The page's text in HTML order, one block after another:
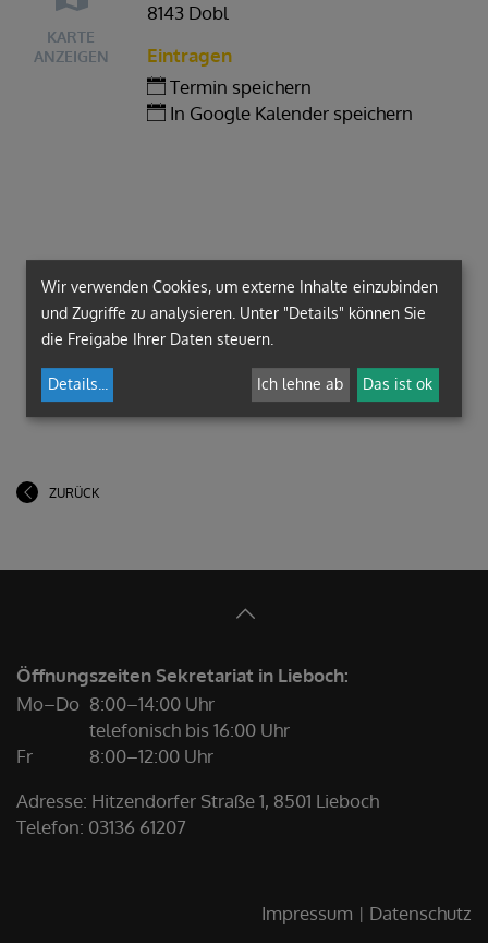
KARTE
ANZEIGEN
8143 Dobl
Eintragen
Termin speichern
In Google Kalender speichern
ZURÜCK
Öffnungszeiten Sekretariat in Lieboch:
Mo–Do 8:00–14:00 Uhr
telefonisch bis 16:00 Uhr
Fr
8:00–12:00 Uhr
Adresse: Hitzendorfer Straße 1, 8501 Lieboch
Telefon: 03136 61207
Impressum Datenschutz
Wir verwenden Cookies, um externe Inhalte einzubinden
und Zugriffe zu analysieren. Unter "Details" können Sie
die Freigabe Ihrer Daten steuern.
Details Ich lehne ab Das ist ok